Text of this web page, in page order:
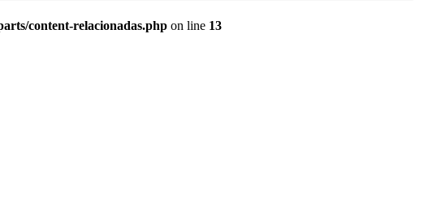
content-relacionadas.php on line 13